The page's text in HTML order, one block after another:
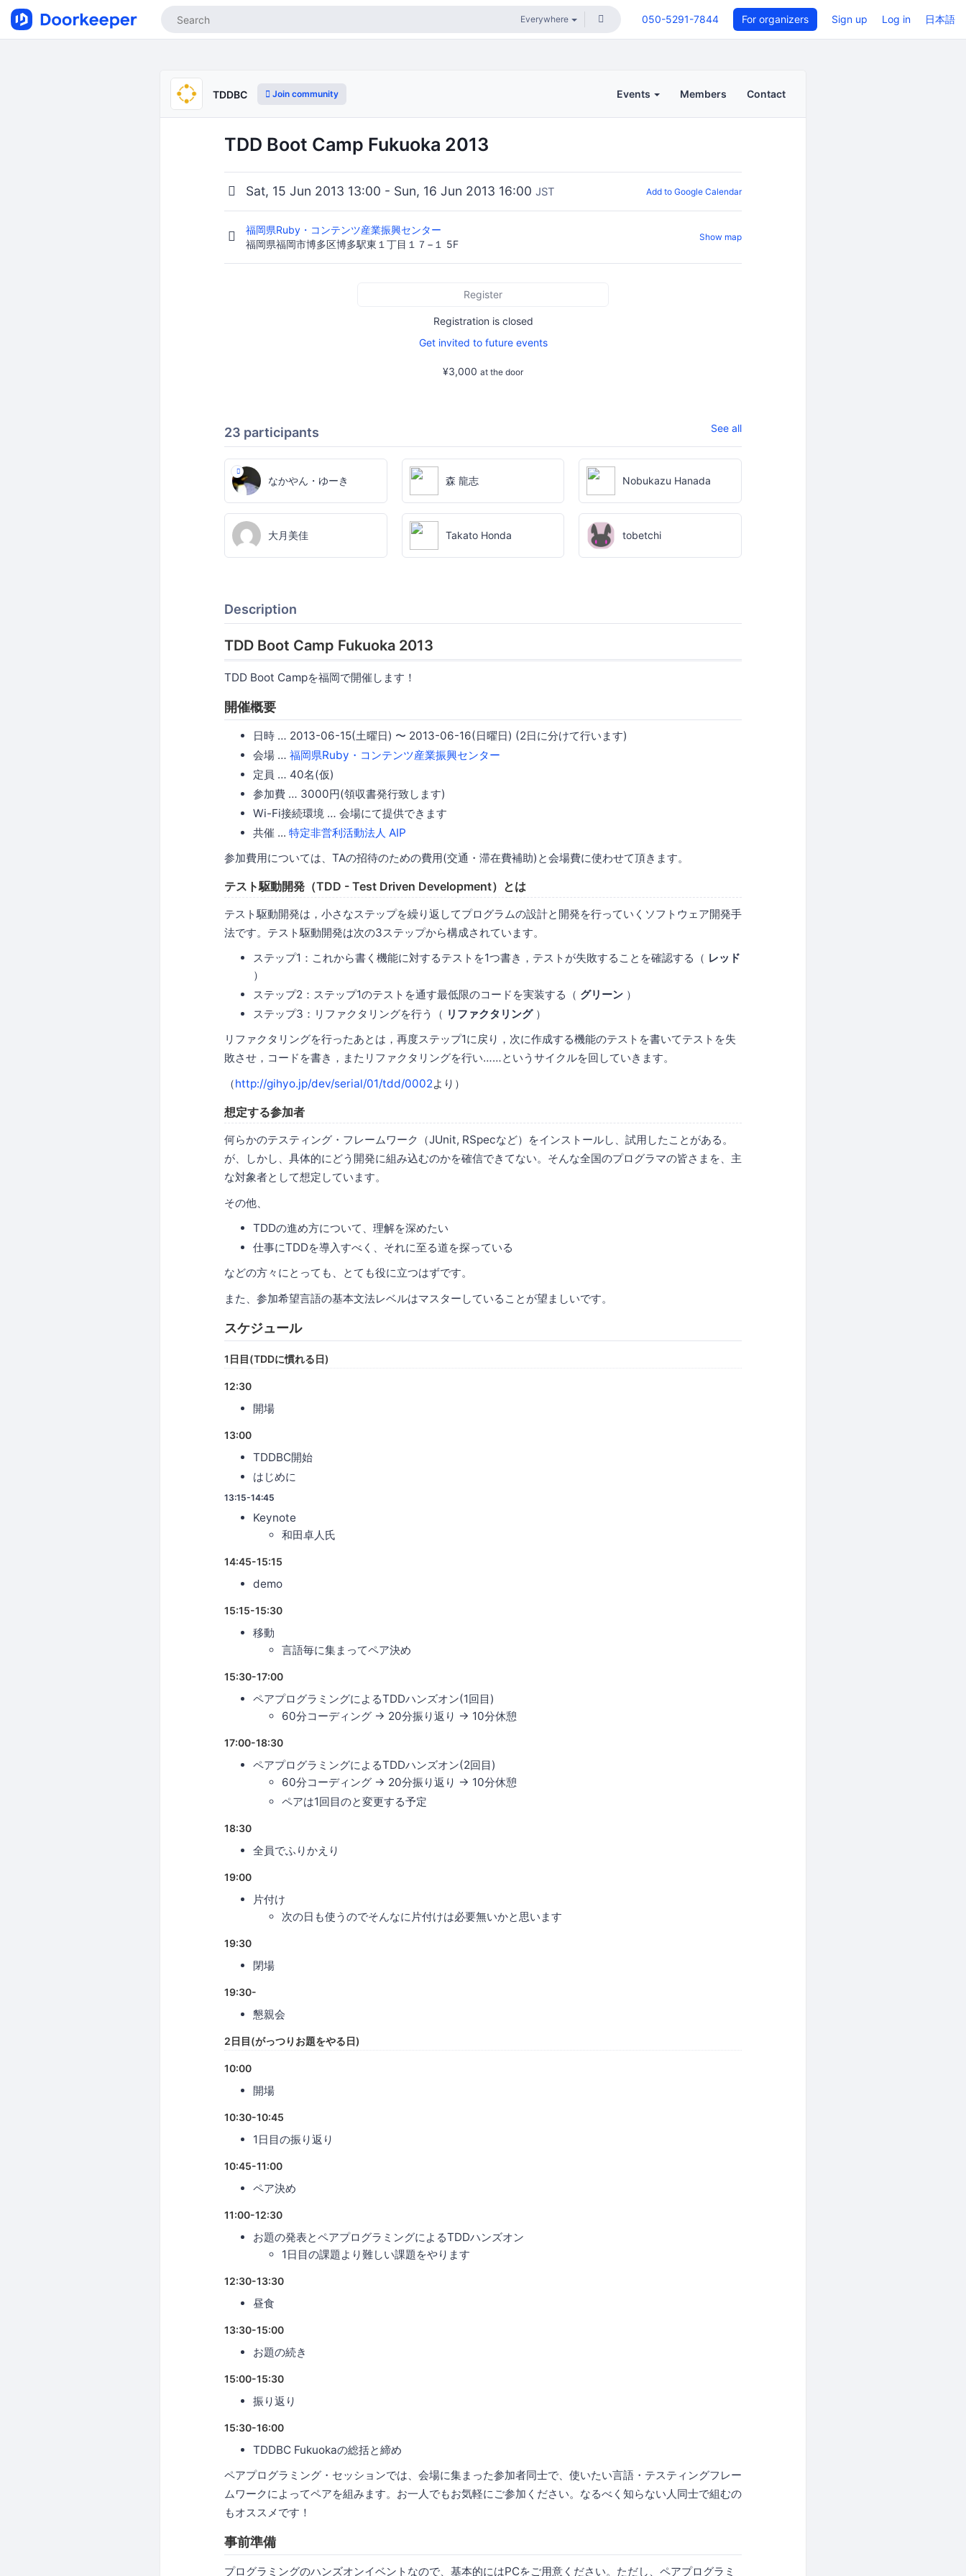
050-5291-7844 For organizers Sign up Log in 日本語
TDDBC Join community Events Members Contact
TDD Boot Camp Fukuoka 2013
Sat, 15 Jun 2013 13:00 - Sun, 16 Jun 2013 16:00 JST Add to Google Calendar
福岡県Ruby・コンテンツ産業振興センター
福岡県福岡市博多区博多駅東１丁目１７−１ 5F
Show map
Register
Registration is closed
Get invited to future events
¥3,000 at the door
23 participants See all
なかやん・ゆーき 森 龍志 Nobukazu Hanada
大月美佳 Takato Honda tobetchi
Description
TDD Boot Camp Fukuoka 2013
TDD Boot Campを福岡で開催します！
開催概要
日時 … 2013-06-15(土曜日) 〜 2013-06-16(日曜日) (2日に分けて行います)
会場 … 福岡県Ruby・コンテンツ産業振興センター
定員 … 40名(仮)
参加費 … 3000円(領収書発行致します)
Wi-Fi接続環境 … 会場にて提供できます
共催 ... 特定非営利活動法人 AIP
参加費用については、TAの招待のための費用(交通・滞在費補助)と会場費に使わせて頂きます。
テスト駆動開発（TDD - Test Driven Development）とは
テスト駆動開発は，小さなステップを繰り返してプログラムの設計と開発を行っていくソフトウェア開発手
法です。テスト駆動開発は次の3ステップから構成されています。
ステップ1：これから書く機能に対するテストを1つ書き，テストが失敗することを確認する（ レッド
）
ステップ2：ステップ1のテストを通す最低限のコードを実装する（ グリーン ）
ステップ3：リファクタリングを行う（ リファクタリング）
リファクタリングを行ったあとは，再度ステップ1に戻り，次に作成する機能のテストを書いてテストを失
敗させ，コードを書き，またリファクタリングを行い……というサイクルを回していきます。
（http://gihyo.jp/dev/serial/01/tdd/0002より）
想定する参加者
何らかのテスティング・フレームワーク（JUnit, RSpecなど）をインストールし、試用したことがある。
が、しかし、具体的にどう開発に組み込むのかを確信できてない。そんな全国のプログラマの皆さまを、主
な対象者として想定しています。
その他、
TDDの進め方について、理解を深めたい
仕事にTDDを導入すべく、それに至る道を探っている
などの方々にとっても、とても役に立つはずです。
また、参加希望言語の基本文法レベルはマスターしていることが望ましいです。
スケジュール
1日目(TDDに慣れる日)
12:30
開場
13:00
TDDBC開始
はじめに
13:15-14:45
Keynote
和田卓人氏
14:45-15:15
demo
15:15-15:30
移動
言語毎に集まってペア決め
15:30-17:00
ペアプログラミングによるTDDハンズオン(1回目)
60分コーディング -> 20分振り返り -> 10分休憩
17:00-18:30
ペアプログラミングによるTDDハンズオン(2回目)
60分コーディング -> 20分振り返り -> 10分休憩
ペアは1回目のと変更する予定
18:30
全員でふりかえり
19:00
片付け
次の日も使うのでそんなに片付けは必要無いかと思います
19:30
閉場
19:30-
懇親会
2日目(がっつりお題をやる日)
10:00
開場
10:30-10:45
1日目の振り返り
10:45-11:00
ペア決め
11:00-12:30
お題の発表とペアプログラミングによるTDDハンズオン
1日目の課題より難しい課題をやります
12:30-13:30
昼食
13:30-15:00
お題の続き
15:00-15:30
振り返り
15:30-16:00
TDDBC Fukuokaの総括と締め
ペアプログラミング・セッションでは、会場に集まった参加者同士で、使いたい言語・テスティングフレー
ムワークによってペアを組みます。お一人でもお気軽にご参加ください。なるべく知らない人同士で組むの
もオススメです！
事前準備
プログラミングのハンズオンイベントなので、基本的にはPCをご用意ください。ただし、ペアプログラミ